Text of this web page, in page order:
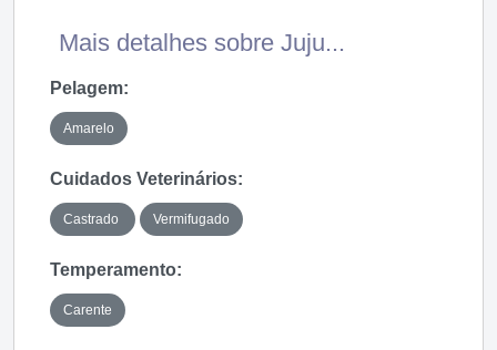
Mais detalhes sobre Juju...
Pelagem:
Amarelo
Cuidados Veterinários:
Castrado Vermifugado
Temperamento:
Carente